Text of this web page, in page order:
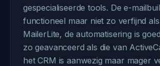
gespecialiseerde tools. De e-
functioneel maar niet zo verfijnd
MailerLite, de automatisering is
zo geavanceerd als die van
het CRM is aanwezig maar mager